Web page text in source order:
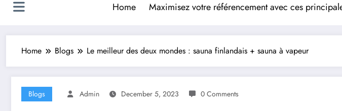
Home Maximisez votre référencement avec ces
Home Blogs Le meilleur des deux mondes : sauna finlandais + sauna à vapeur
Blogs Admin December 5, 2023 0 Comments